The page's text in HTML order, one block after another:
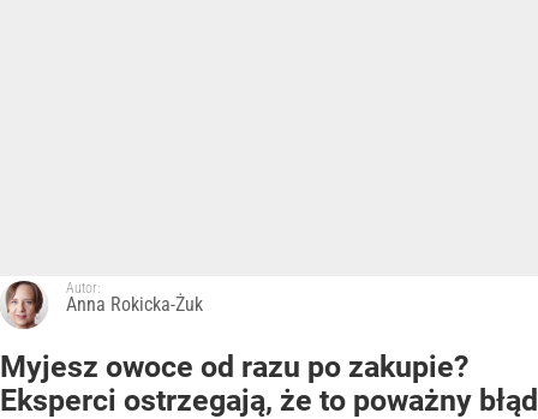
Autor:
Anna Rokicka-Żuk
Myjesz owoce od razu po zakupie?
Eksperci ostrzegają, że to poważny błąd